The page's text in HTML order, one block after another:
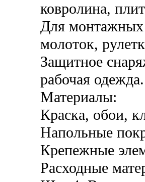
ковролина,
Для монтажных
молоток,
Защитное
рабочая одежда.
Материалы:
Краска, обои,
Напольные
Крепежные
Расходные